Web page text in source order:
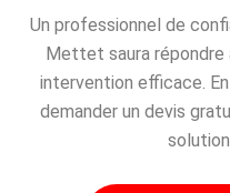
Un professionnel de
Mettet saura répondre
intervention efficace.
demander un devis